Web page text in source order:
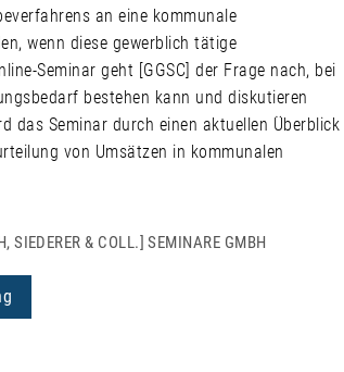
an eine kommunale
wenn diese gewerblich tätige
Seminar geht [GGSC] der Frage nach, bei
bestehen kann und diskutieren
das Seminar durch einen aktuellen Überblick
von Umsätzen in kommunalen
SIEDERER & COLL.] SEMINARE GMBH